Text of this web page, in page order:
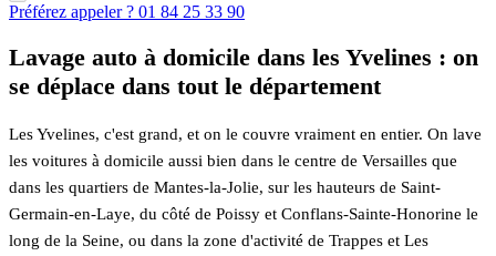
Préférez appeler ? 01 84 25 33 90
Lavage auto à domicile dans les Yvelines : on
se déplace dans tout le département
Les Yvelines, c'est grand, et on le couvre vraiment en entier. On lave
les voitures à domicile aussi bien dans le centre de Versailles que
dans les quartiers de Mantes-la-Jolie, sur les hauteurs de Saint-
Germain-en-Laye, du côté de Poissy et Conflans-Sainte-Honorine le
long de la Seine, ou dans la zone d'activité de Trappes et Les